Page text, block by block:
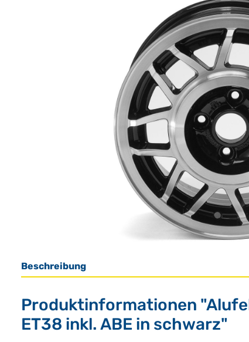
Beschreibung
Produktinformationen
ET38 inkl. ABE in schwarz"